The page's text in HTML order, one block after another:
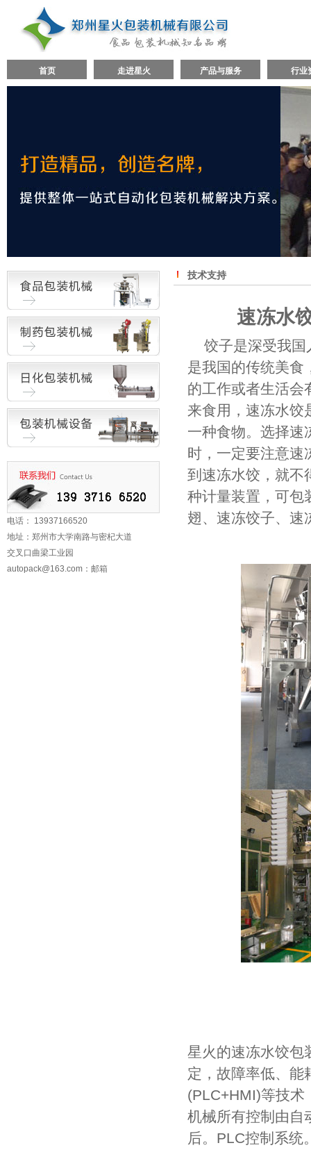
首页 走进星火 产品与服务 行业
电话： 13937166520
地址：郑州市大学南路与密杞大道
交叉口曲梁工业园
autopack@163.com ：邮箱
技术支持
速冻水
饺子是深受我
是我国的传统美食
的工作或者生活会
来食用，速冻水饺
一种食物。选择速
时，一定要注意速
到速冻水饺，就不
种计量装置，可包
翅、速冻饺子、速
星火的速冻水饺包
定，故障率低、能
(PLC+HMI)等技术
机械所有控制由自
后。PLC控制系统